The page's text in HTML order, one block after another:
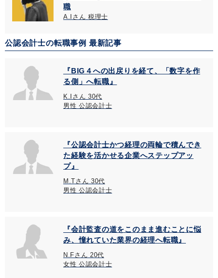
職
A.Iさん 税理士
公認会計士の転職事例 最新記事
『BIG４への出戻りを経て、「数字を作
る側」へ転職』
K.Iさん 30代
男性 公認会計士
『公認会計士かつ経理の両輪で積んでき
た経験を活かせる企業へステップアッ
プ』
M.Tさん 30代
男性 公認会計士
『会計監査の道をこのまま進むことに悩
み、憧れていた業界の経理へ転職』
N.Fさん 20代
女性 公認会計士